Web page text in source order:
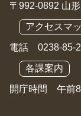
〒992-0892 山
アクセスマ
電話 0238-85-
各課案内
開庁時間 午前8